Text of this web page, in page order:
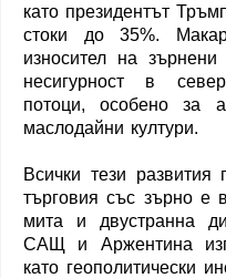
като президентът
стоки до 35%.
износител на
несигурност в
потоци, особено за
маслодайни култури.
Всички тези развития
търговия със зърно е
мита и двустранна
САЩ и Аржентина
като геополитически